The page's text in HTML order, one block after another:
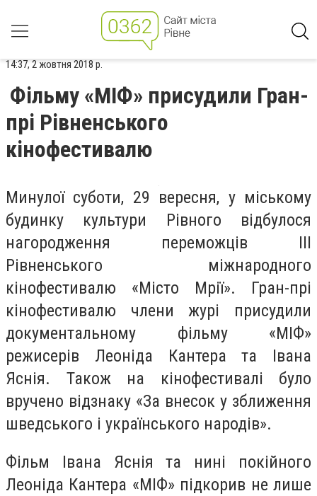
14:37, 2 жовтня 2018 р.
Фільму «МІФ» присудили Гран-
прі Рівненського
кінофестивалю
Минулої суботи, 29 вересня, у міському
будинку культури Рівного відбулося
нагородження переможців ІІІ
Рівненського міжнародного
кінофестивалю «Місто Мрії». Гран-прі
кінофестивалю члени журі присудили
документальному фільму «МІФ»
режисерів Леоніда Кантера та Івана
Яснія. Також на кінофестивалі було
вручено відзнаку «За внесок у зближення
шведського і українського народів».
Фільм Івана Яснія та нині покійного
Леоніда Кантера «МІФ» підкорив не лише